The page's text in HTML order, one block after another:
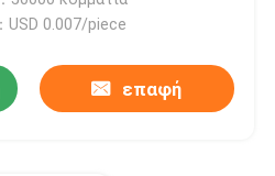
USD 0.007/piece
επαφή